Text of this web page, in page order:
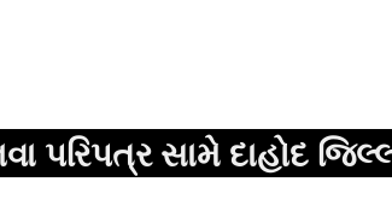
સામે દાહોદ જિલ્લા